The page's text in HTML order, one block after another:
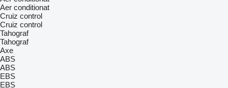
Aer conditionat
Cruiz control
Cruiz control
Tahograf
Tahograf
Axe
ABS
ABS
EBS
EBS